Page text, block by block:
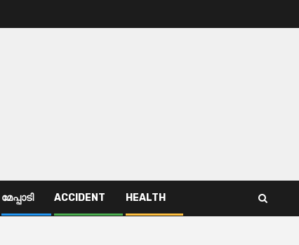
മേപ്പാടി ACCIDENT HEALTH